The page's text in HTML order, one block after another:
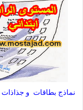
نماذج بطاقات و جذاذات